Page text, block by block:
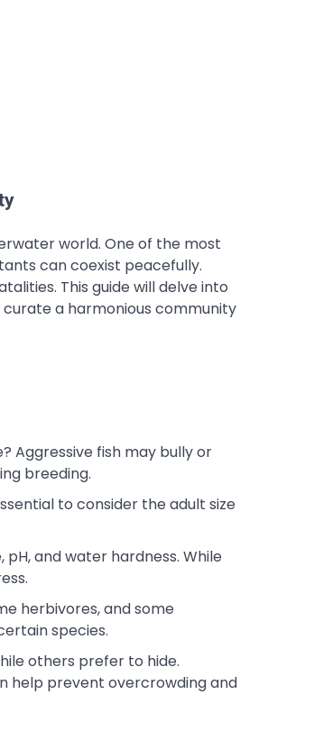
world. One of the most
can coexist peacefully.
This guide will delve into
a harmonious community
Aggressive fish may bully or
breeding.
to consider the adult size
and water hardness. While
herbivores, and some
species.
others prefer to hide.
help prevent overcrowding and